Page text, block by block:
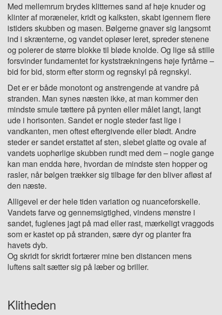
Med mellemrum brydes klitternes sand af høje knuder og
klinter af moræneler, kridt og kalksten, skabt igennem flere
istiders skubben og masen. Bølgerne gnaver sig langsomt
ind i skrænterne, og vandet opløser leret, spreder stenene
og polerer de større blokke til bløde knolde. Og lige så stille
forsvinder fundamentet for kyststrækningens høje fyrtårne –
bid for bid, storm efter storm og regnskyl på regnskyl.
Det er er både monotont og anstrengende at vandre på
stranden. Man synes næsten ikke, at man kommer den
mindste smule tættere på pynten eller målet langt, langt
ude i horisonten. Sandet er nogle steder fast lige i
vandkanten, men oftest eftergivende eller blødt. Andre
steder er sandet erstattet af sten, slebet glatte og ovale af
vandets uophørlige skubben rundt med dem – nogle gange
kan man endda høre, hvordan de mindste sten hopper og
rasler, når bølgen trækker sig tilbage før den bliver afløst af
den næste.
Alligevel er der hele tiden variation og nuanceforskelle.
Vandets farve og gennemsigtighed, vindens mønstre i
sandet, fuglenes jagt på mad eller rast, mærkeligt vraggods
som er kastet op på stranden, sære dyr og planter fra
havets dyb.
Og skridt for skridt fortærer mine ben distancen mens
luftens salt sætter sig på læber og briller.
Klitheden